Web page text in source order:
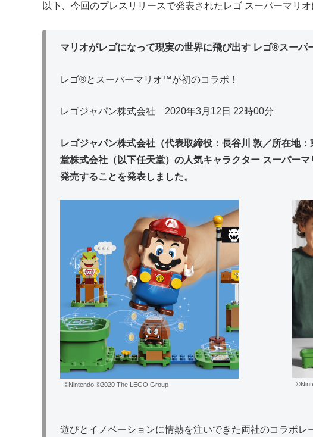
以下、今回のプレスリリースで発表されたレゴ スーパーマリオ
マリオがレゴになって現実の世界に飛び出す レゴ®スー
レゴ®とスーパーマリオ™が初のコラボ！
レゴジャパン株式会社 2020年3月12日 22時00分
レゴジャパン株式会社（代表取締役：長谷川 敦／所在地
堂株式会社（以下任天堂）の人気キャラクター スーパー
発売することを発表しました。
©Nintendo ©2020 The LEGO Group
遊びとイノベーションに情熱を注いできた両社のコラボ